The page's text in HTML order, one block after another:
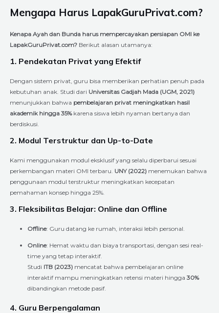
Mengapa Harus LapakGuruPrivat.com?
Kenapa Ayah dan Bunda harus mempercayakan persiapan OMI ke
LapakGuruPrivat.com? Berikut alasan utamanya:
1. Pendekatan Privat yang Efektif
Dengan sistem privat, guru bisa memberikan perhatian penuh pada
kebutuhan anak. Studi dari Universitas Gadjah Mada (UGM, 2021)
menunjukkan bahwa pembelajaran privat meningkatkan hasil
akademik hingga 35%karena siswa lebih nyaman bertanya dan
berdiskusi.
2. Modul Terstruktur dan Up-to-Date
Kami menggunakan modul eksklusif yang selalu diperbarui sesuai
perkembangan materi OMI terbaru. UNY (2022) menemukan bahwa
penggunaan modul terstruktur meningkatkan kecepatan
pemahaman konsep hingga 25%.
3. Fleksibilitas Belajar: Online dan Offline
Offline: Guru datang ke rumah, interaksi lebih personal.
Online: Hemat waktu dan biaya transportasi, dengan sesi real-
time yang tetap interaktif.
Studi ITB (2023) mencatat bahwa pembelajaran online
interaktif mampu meningkatkan retensi materi hingga 30%
dibandingkan metode pasif.
4. Guru Berpengalaman